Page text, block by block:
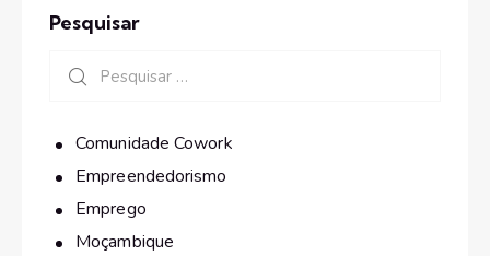
Pesquisar
Comunidade Cowork
Empreendedorismo
Emprego
Moçambique